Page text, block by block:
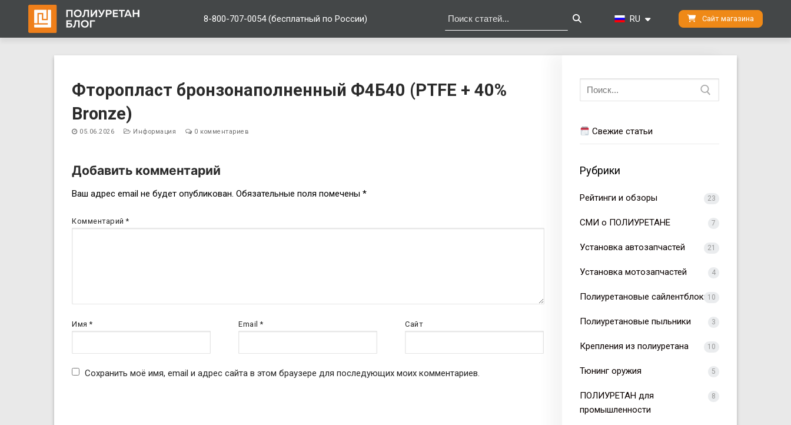
8-800-707-0054 (бесплатный по России) RU Сайт магазина
содержимому
Фторопласт бронзонаполненный Ф4Б40 (PTFE + 40%
Bronze)
05.06.2026 Информация 0 комментариев
Навигация
по
Добавить комментарий
Ваш адрес email не будет опубликован. Обязательные поля помечены *
Комментарий*
Имя* Email* Сайт
Сохранить моё имя, email и адрес сайта в этом браузере для последующих моих комментариев.
Искать:
Свежие статьи
Рубрики
Рейтинги и обзоры 23
СМИ о ПОЛИУРЕТАНЕ 7
Установка автозапчастей 21
Установка мотозапчастей 4
Полиуретановые сайлентблоки10
Полиуретановые пыльники 3
Крепления из полиуретана 10
Тюнинг оружия 5
ПОЛИУРЕТАН для
промышленности
8